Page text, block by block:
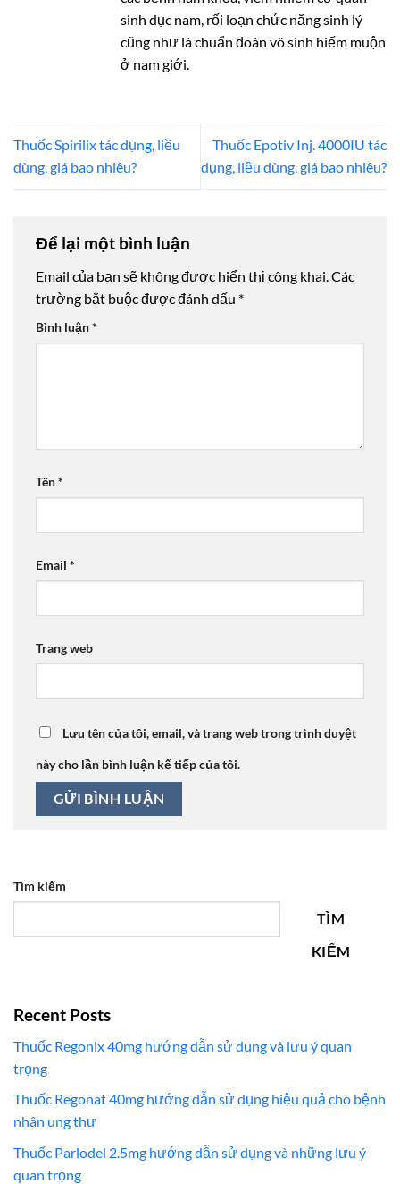
sinh dục nam, rối loạn chức năng sinh lý
cũng như là chuẩn đoán vô sinh hiếm muộn
ở nam giới.
Thuốc Spirilix tác dụng, liều
dùng, giá bao nhiêu?
Thuốc Epotiv Inj. 4000IU tác
dụng, liều dùng, giá bao nhiêu?
Để lại một bình luận
Email của bạn sẽ không được hiển thị công khai.Các
trường bắt buộc được đánh dấu *
Bình luận*
Tên*
Email *
Trang web
Lưu tên của tôi, email, và trang web trong trình duyệt
này cho lần bình luận kế tiếp của tôi.
Tìm kiếm
TÌM
KIẾM
Recent Posts
Thuốc Regonix 40mg hướng dẫn sử dụng và lưu ý quan
trọng
Thuốc Regonat 40mg hướng dẫn sử dụng hiệu quả cho bệnh
nhân ung thư
Thuốc Parlodel 2.5mg hướng dẫn sử dụng và những lưu ý
quan trọng